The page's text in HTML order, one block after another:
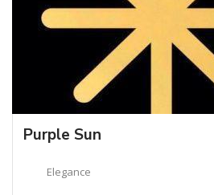
Purple Sun
Elegance